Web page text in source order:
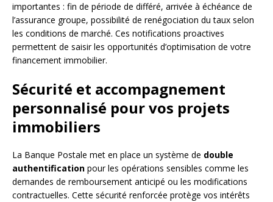
importantes : fin de période de différé, arrivée à échéance de
l’assurance groupe, possibilité de renégociation du taux selon
les conditions de marché. Ces notifications proactives
permettent de saisir les opportunités d’optimisation de votre
financement immobilier.
Sécurité et accompagnement
personnalisé pour vos projets
immobiliers
La Banque Postale met en place un système de double
authentification pour les opérations sensibles comme les
demandes de remboursement anticipé ou les modifications
contractuelles. Cette sécurité renforcée protège vos intérêts